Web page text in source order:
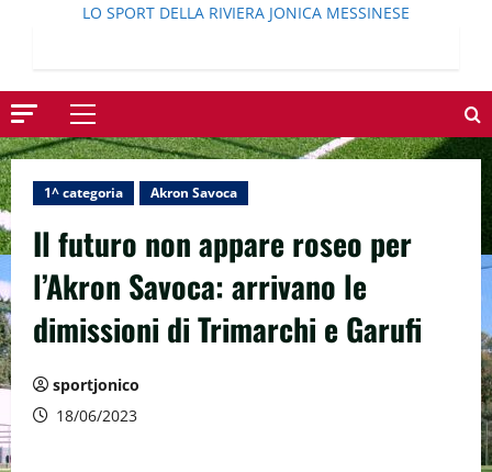
LO SPORT DELLA RIVIERA JONICA MESSINESE
Menu
principale
1^ categoria Akron Savoca
Il futuro non appare roseo per
l’Akron Savoca: arrivano le
dimissioni di Trimarchi e Garufi
sportjonico
18/06/2023